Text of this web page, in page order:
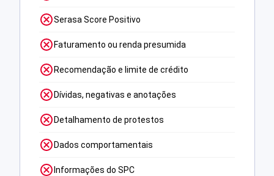
Serasa Score Positivo
Faturamento ou renda presumida
Recomendação e limite de crédito
Dívidas, negativas e anotações
Detalhamento de protestos
Dados comportamentais
Informações do SPC